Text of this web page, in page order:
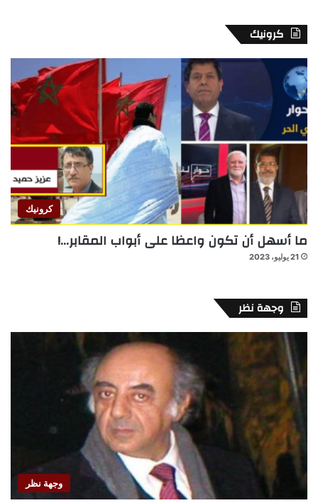
كرونيك
كرونيك
ما أسهل أن تكون واعظا على أبواب المقابر…!
21 يوليو، 2023
وجهة نظر
وجهة نظر